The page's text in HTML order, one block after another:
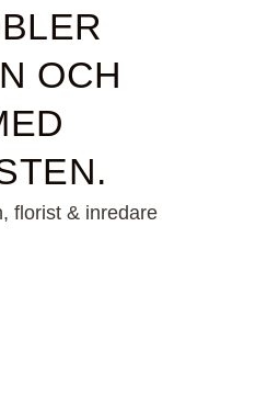
OCH
florist & inredare